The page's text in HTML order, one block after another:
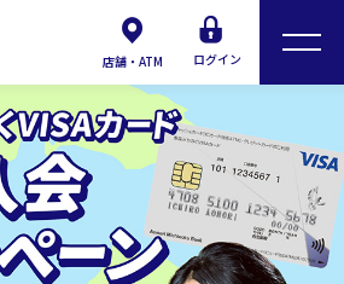
店舗・ATM ログイン